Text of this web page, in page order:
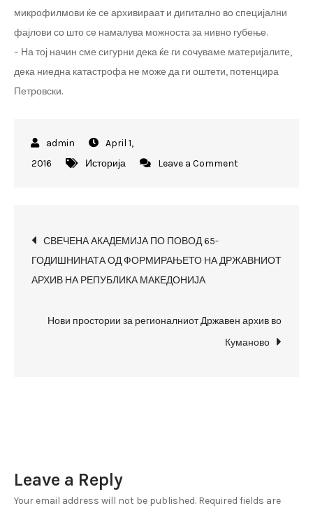
микрофилмови ќе се архивираат и дигитално во специјални
фајлови со што се намалува можноста за нивно губење.
– На тој начин сме сигурни дека ќе ги сочуваме материјалите,
дека ниедна катастрофа не може да ги оштети, потенцира
Петровски.
April 1,
2016
Историја Leave a Comment
Државен
Куманово
Post
navigation
СВЕЧЕНА АКАДЕМИЈА ПО ПОВОД 65-
ГОДИШНИНАТА ОД ФОРМИРАЊЕТО НА ДРЖАВНИОТ
АРХИВ НА РЕПУБЛИКА МАКЕДОНИЈА
Нови простории за регионалниот Државен архив во
Куманово
Leave a Reply
Your email address will not be published. Required fields are